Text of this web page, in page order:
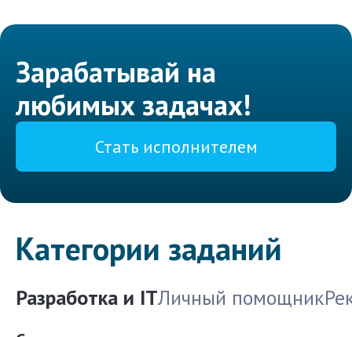
Зарабатывай на
любимых задачах!
Стать исполнителем
Категории заданий
Разработка и ITЛичный помощник